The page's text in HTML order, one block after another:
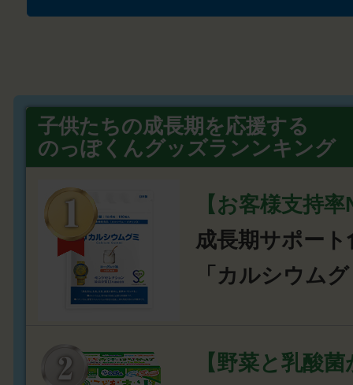
子供たちの成長期を応援する
のっぽくんグッズランンキング
【お客様支持
成長期サポート
「カルシウム
【野菜と乳酸